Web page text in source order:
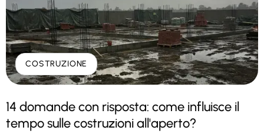
COSTRUZIONE
14 domande con risposta: come influisce il
tempo sulle costruzioni all'aperto?